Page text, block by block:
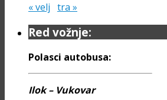
« velj tra »
Red vožnje:
Polasci autobusa:
Ilok – Vukovar